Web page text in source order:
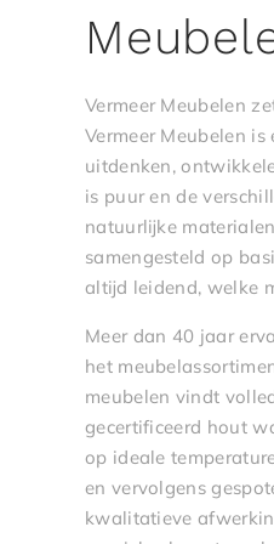
Vermeer Meubelen
Vermeer Meubelen
uitdenken,
is puur en de
natuurlijke
samengesteld op
altijd leidend, welke
Meer dan 40 jaar
het
meubelen vindt
gecertificeerd hout
op ideale
en vervolgens
kwalitatieve